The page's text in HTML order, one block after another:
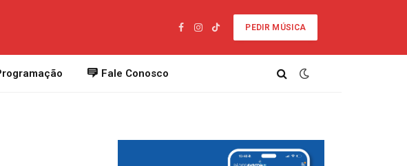
Facebook
Instagram
TikTok
PEDIR MÚSICA
Fale Conosco